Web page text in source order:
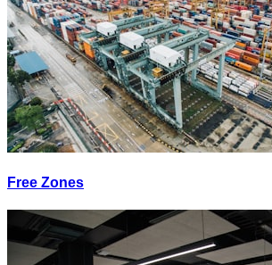
Free Zones